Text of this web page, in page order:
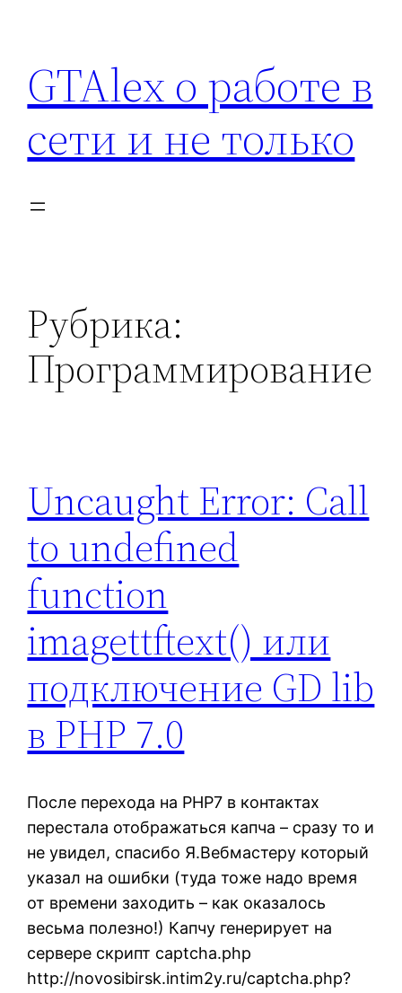
содержимому
GTAlex о работе в
сети и не только
Рубрика:
Программирование
Uncaught Error: Call
to undefined
function
imagettftext() или
подключение GD lib
в PHP 7.0
После перехода на PHP7 в контактах
перестала отображаться капча – сразу то и
не увидел, спасибо Я.Вебмастеру который
указал на ошибки (туда тоже надо время
от времени заходить – как оказалось
весьма полезно!) Капчу генерирует на
сервере скрипт captcha.php
http://novosibirsk.intim2y.ru/captcha.php?